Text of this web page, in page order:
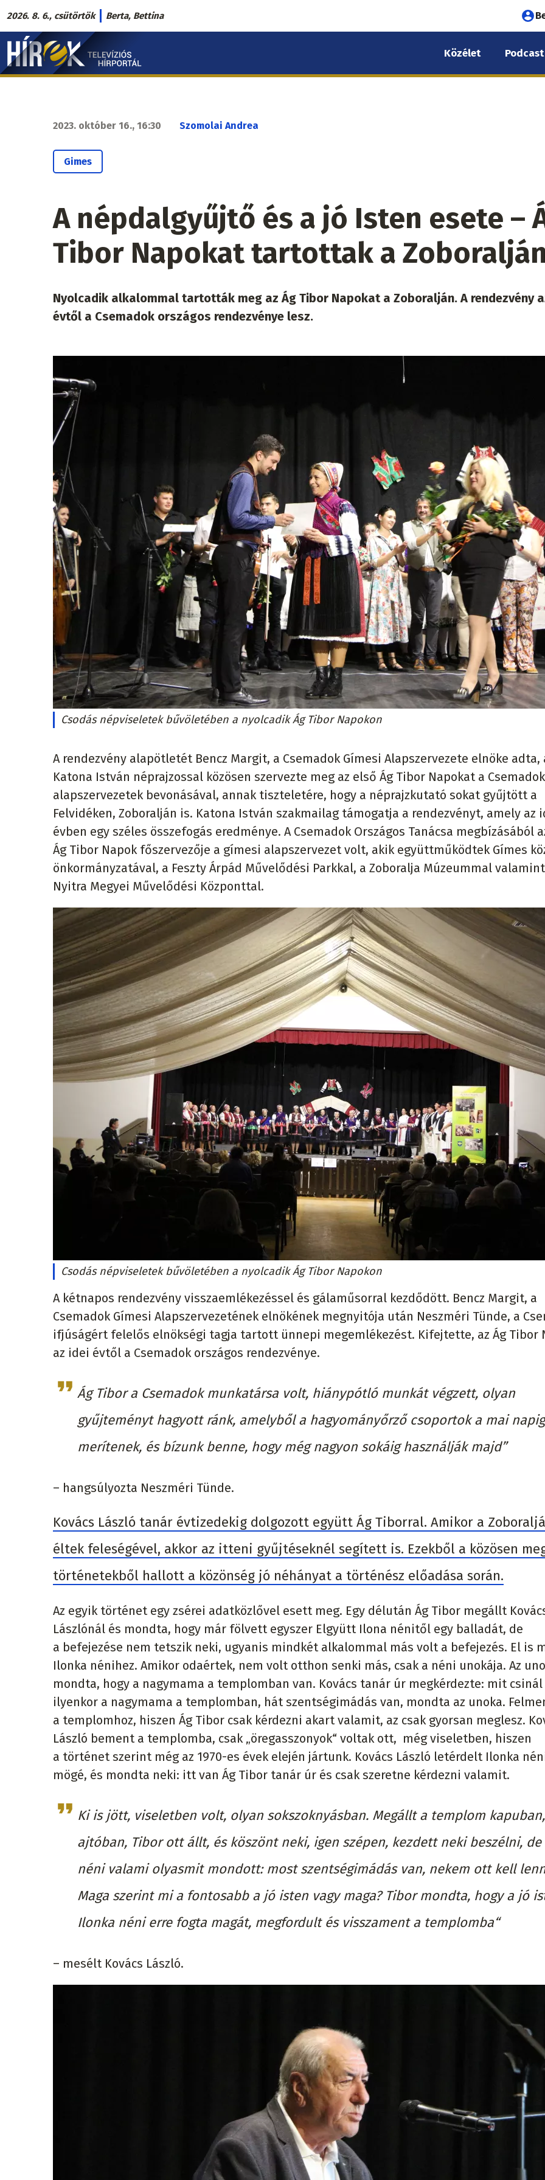
Ugrás
a
tartalomra
2026. 8. 6., csütörtök Berta, Bettina
fiók
Hírek.sk
fő
Közélet Podcast
2023. október 16., 16:30 Szomolai Andrea
Gimes
A népdalgyűjtő és a jó Isten esete –
Tibor Napokat tartottak a Zoboralján
Nyolcadik alkalommal tartották meg az Ág Tibor Napokat a Zoboralján. A rendezvény
évtől a Csemadok országos rendezvénye lesz.
Csodás népviseletek bűvöletében a nyolcadik Ág Tibor Napokon
A rendezvény alapötletét Bencz Margit, a Csemadok Gímesi Alapszervezete elnöke adta,
Katona István néprajzossal közösen szervezte meg az első Ág Tibor Napokat a Csemadok
alapszervezetek bevonásával, annak tiszteletére, hogy a néprajzkutató sokat gyűjtött a
Felvidéken, Zoboralján is. Katona István szakmailag támogatja a rendezvényt, amely az
évben egy széles összefogás eredménye. A Csemadok Országos Tanácsa megbízásából
Ág Tibor Napok főszervezője a gímesi alapszervezet volt, akik együttműködtek Gímes
önkormányzatával, a Feszty Árpád Művelődési Parkkal, a Zoboralja Múzeummal
Nyitra Megyei Művelődési Központtal.
Csodás népviseletek bűvöletében a nyolcadik Ág Tibor Napokon
A kétnapos rendezvény visszaemlékezéssel és gálaműsorral kezdődött. Bencz Margit, a
Csemadok Gímesi Alapszervezetének elnökének megnyitója után Neszméri Tünde, a
ifjúságért felelős elnökségi tagja tartott ünnepi megemlékezést. Kifejtette, az Ág Tibor
az idei évtől a Csemadok országos rendezvénye.
Ág Tibor a Csemadok munkatársa volt, hiánypótló munkát végzett, olyan
gyűjteményt hagyott ránk, amelyből a hagyományőrző csoportok a mai napig
merítenek, és bízunk benne, hogy még nagyon sokáig használják majd”
– hangsúlyozta Neszméri Tünde.
Kovács László tanár évtizedekig dolgozott együtt Ág Tiborral. Amikor a
éltek feleségével, akkor az itteni gyűjtéseknél segített is. Ezekből a közösen
történetekből hallott a közönség jó néhányat a történész előadása során.
Az egyik történet egy zsérei adatközlővel esett meg. Egy délután Ág Tibor megállt
Lászlónál és mondta, hogy már fölvett egyszer Elgyütt Ilona nénitől egy balladát, de
a befejezése nem tetszik neki, ugyanis mindkét alkalommal más volt a befejezés. El is
Ilonka nénihez. Amikor odaértek, nem volt otthon senki más, csak a néni unokája. Az
mondta, hogy a nagymama a templomban van. Kovács tanár úr megkérdezte: mit csinál
ilyenkor a nagymama a templomban, hát szentségimádás van, mondta az unoka.
a templomhoz, hiszen Ág Tibor csak kérdezni akart valamit, az csak gyorsan meglesz.
László bement a templomba, csak „öregasszonyok“ voltak ott, még viseletben, hiszen
a történet szerint még az 1970-es évek elején jártunk. Kovács László letérdelt Ilonka
mögé, és mondta neki: itt van Ág Tibor tanár úr és csak szeretne kérdezni valamit.
Ki is jött, viseletben volt, olyan sokszoknyásban. Megállt a templom
ajtóban, Tibor ott állt, és köszönt neki, igen szépen, kezdett neki beszélni,
néni valami olyasmit mondott: most szentségimádás van, nekem ott kell
Maga szerint mi a fontosabb a jó isten vagy maga? Tibor mondta, hogy a jó
Ilonka néni erre fogta magát, megfordult és visszament a templomba“
– mesélt Kovács László.